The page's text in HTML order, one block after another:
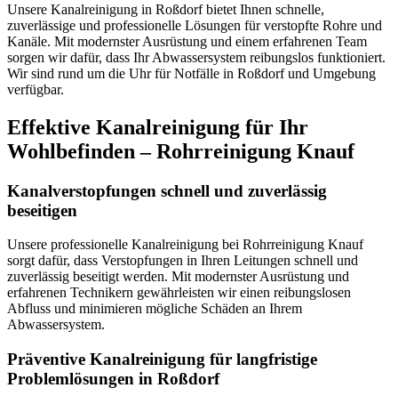
Unsere Kanalreinigung in Roßdorf bietet Ihnen schnelle,
zuverlässige und professionelle Lösungen für verstopfte Rohre und
Kanäle. Mit modernster Ausrüstung und einem erfahrenen Team
sorgen wir dafür, dass Ihr Abwassersystem reibungslos funktioniert.
Wir sind rund um die Uhr für Notfälle in Roßdorf und Umgebung
verfügbar.
Effektive Kanalreinigung für Ihr
Wohlbefinden – Rohrreinigung Knauf
Kanalverstopfungen schnell und zuverlässig
beseitigen
Unsere professionelle Kanalreinigung bei Rohrreinigung Knauf
sorgt dafür, dass Verstopfungen in Ihren Leitungen schnell und
zuverlässig beseitigt werden. Mit modernster Ausrüstung und
erfahrenen Technikern gewährleisten wir einen reibungslosen
Abfluss und minimieren mögliche Schäden an Ihrem
Abwassersystem.
Präventive Kanalreinigung für langfristige
Problemlösungen in Roßdorf